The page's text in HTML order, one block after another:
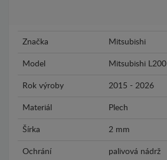
Značka Mitsubishi
Model Mitsubishi L200
Rok výroby 2015 - 2026
Materiál Plech
Šírka 2 mm
Ochrání palivová nádrž